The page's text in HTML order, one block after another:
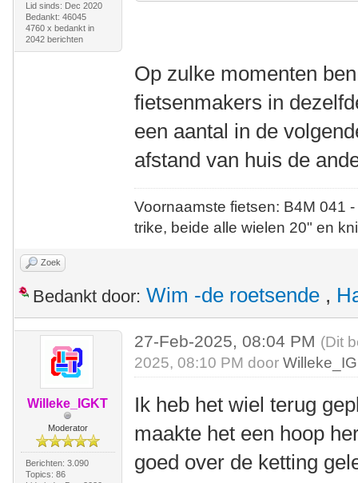
Lid sinds: Dec 2020
Bedankt: 46045
4760 x bedankt in
2042 berichten
Op zulke momenten
fietsenmakers in
een aantal in de
afstand van huis de
Voornaamste fietsen: B4M
trike, beide alle wielen 20" en
Zoek
Bedankt door: Wim -de roetsende ,
Willeke_IGKT
Moderator
Berichten: 3.090
Topics: 86
27-Feb-2025, 08:04 PM (Dit
2025, 08:10 PM door
Ik heb het wiel terug
maakte het een hoop
goed over de ketting